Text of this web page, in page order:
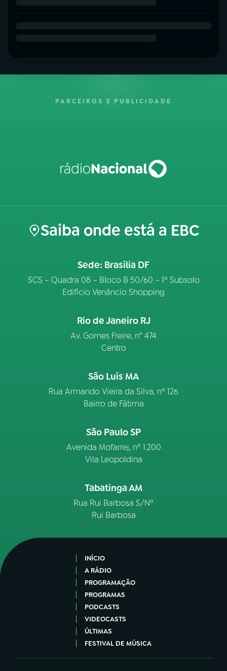
PARCEIROS E PUBLICIDADE
Saiba onde está a EBC
Sede: Brasília DF
SCS – Quadra 08 – Bloco B 50/60 – 1º Subsolo
Edifício Venâncio Shopping
Rio de Janeiro RJ
Av. Gomes Freire, n° 474
Centro
São Luís MA
Rua Armando Vieira da Silva, nº 126
Bairro de Fátima
São Paulo SP
Avenida Mofarrej, nº 1.200
Vila Leopoldina
Tabatinga AM
Rua Rui Barbosa S/Nº
Rui Barbosa
INÍCIO
A RÁDIO
PROGRAMAÇÃO
PROGRAMAS
PODCASTS
VIDEOCASTS
ÚLTIMAS
FESTIVAL DE MÚSICA